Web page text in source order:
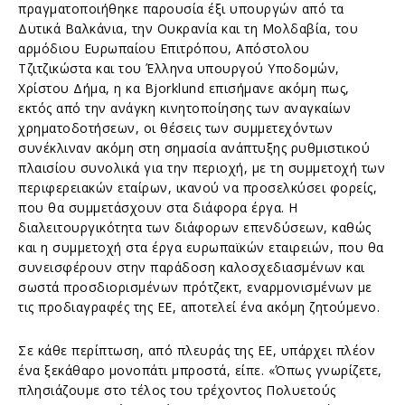
πραγματοποιήθηκε παρουσία έξι υπουργών από τα
Δυτικά Βαλκάνια, την Ουκρανία και τη Μολδαβία, του
αρμόδιου Ευρωπαίου Επιτρόπου, Απόστολου
Τζιτζικώστα και του Έλληνα υπουργού Υποδομών,
Χρίστου Δήμα, η κα Bjorklund επισήμανε ακόμη πως,
εκτός από την ανάγκη κινητοποίησης των αναγκαίων
χρηματοδοτήσεων, οι θέσεις των συμμετεχόντων
συνέκλιναν ακόμη στη σημασία ανάπτυξης ρυθμιστικού
πλαισίου συνολικά για την περιοχή, με τη συμμετοχή των
περιφερειακών εταίρων, ικανού να προσελκύσει φορείς,
που θα συμμετάσχουν στα διάφορα έργα. Η
διαλειτουργικότητα των διάφορων επενδύσεων, καθώς
και η συμμετοχή στα έργα ευρωπαϊκών εταιρειών, που θα
συνεισφέρουν στην παράδοση καλοσχεδιασμένων και
σωστά προσδιορισμένων πρότζεκτ, εναρμονισμένων με
τις προδιαγραφές της ΕΕ, αποτελεί ένα ακόμη ζητούμενο.
Σε κάθε περίπτωση, από πλευράς της ΕΕ, υπάρχει πλέον
ένα ξεκάθαρο μονοπάτι μπροστά, είπε. «Όπως γνωρίζετε,
πλησιάζουμε στο τέλος του τρέχοντος Πολυετούς